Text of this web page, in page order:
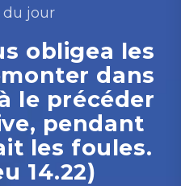
du jour
obligea les
dans
le précéder
pendant
les foules.
14.22)